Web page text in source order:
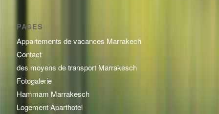
PAGES
Appartements de vacances Marrakech
Contact
des moyens de transport Marrakesch
Fotogalerie
Hammam Marrakesch
Logement Aparthotel